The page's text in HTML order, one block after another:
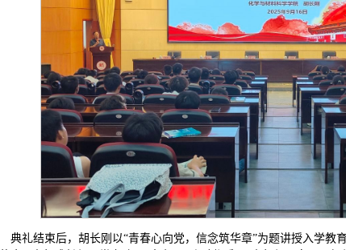
典礼结束后，胡长刚以“青春心向党，信念筑华章”为题讲授入学教